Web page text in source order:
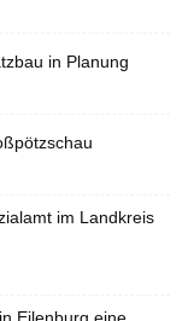
in Planung
im Landkreis